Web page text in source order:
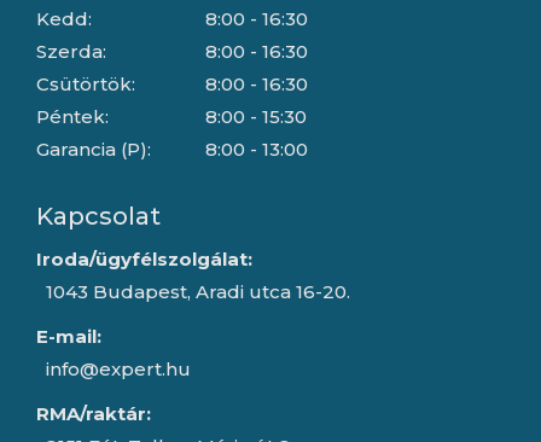
Kedd:
Szerda:
Csütörtök:
Péntek:
Garancia (P):
8:00 - 16:30
8:00 - 16:30
8:00 - 16:30
8:00 - 15:30
8:00 - 13:00
Kapcsolat
Iroda/ügyfélszolgálat:
1043 Budapest, Aradi utca 16-20.
E-mail:
info@expert.hu
RMA/raktár: